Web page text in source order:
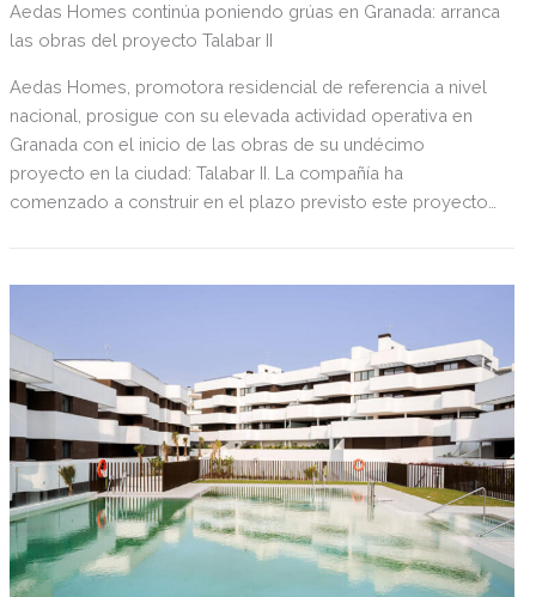
Aedas Homes continúa poniendo grúas en Granada: arranca
las obras del proyecto Talabar II
Aedas Homes, promotora residencial de referencia a nivel
nacional, prosigue con su elevada actividad operativa en
Granada con el inicio de las obras de su undécimo
proyecto en la ciudad: Talabar II. La compañía ha
comenzado a construir en el plazo previsto este proyecto
finalizada y entregada.